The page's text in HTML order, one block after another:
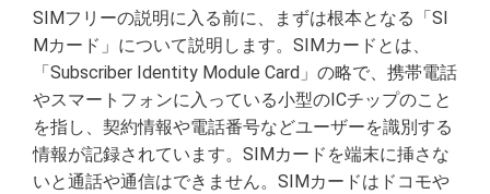
SIMフリーの説明に入る前に、まずは根本となる「SI
Mカード」について説明します。SIMカードとは、
「Subscriber Identity Module Card」の略で、携帯電話
やスマートフォンに入っている小型のICチップのこと
を指し、契約情報や電話番号などユーザーを識別する
情報が記録されています。SIMカードを端末に挿さな
いと通話や通信はできません。SIMカードはドコモや